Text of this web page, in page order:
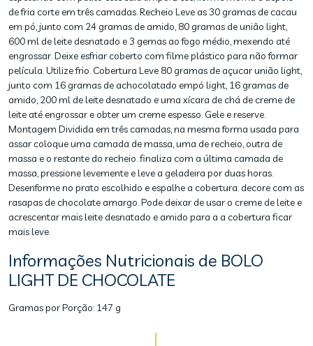
de fria corte em três camadas. Recheio Leve as 30 gramas de cacau
em pó, junto com 24 gramas de amido, 80 gramas de uniâo light,
600 ml de leite desnatado e 3 gemas ao fogo médio, mexendo até
engrossar. Deixe esfriar coberto com filme plástico para não formar
película. Utilize frio. Cobertura Leve 80 gramas de açucar união light,
junto com 16 gramas de achocolatado empó light, 16 gramas de
amido, 200 ml de leite desnatado e uma xícara de chá de creme de
leite até engrossar e obter um creme espesso. Gele e reserve.
Montagem Dividida em três camadas, na mesma forma usada para
assar coloque uma camada de massa, uma de recheio, outra de
massa e o restante do recheio. finaliza com a última camada de
massa, pressione levemente e leve a geladeira por duas horas.
Desenforme no prato escolhido e espalhe a cobertura. decore com as
rasapas de chocolate amargo. Pode deixar de usar o creme de leite e
acrescentar mais leite desnatado e amido para a a cobertura ficar
mais leve.
Informações Nutricionais de BOLO
LIGHT DE CHOCOLATE
Gramas por Porção: 147 g